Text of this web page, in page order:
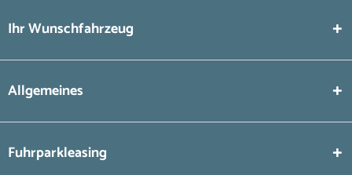
Ihr Wunschfahrzeug
Allgemeines
Fuhrparkleasing